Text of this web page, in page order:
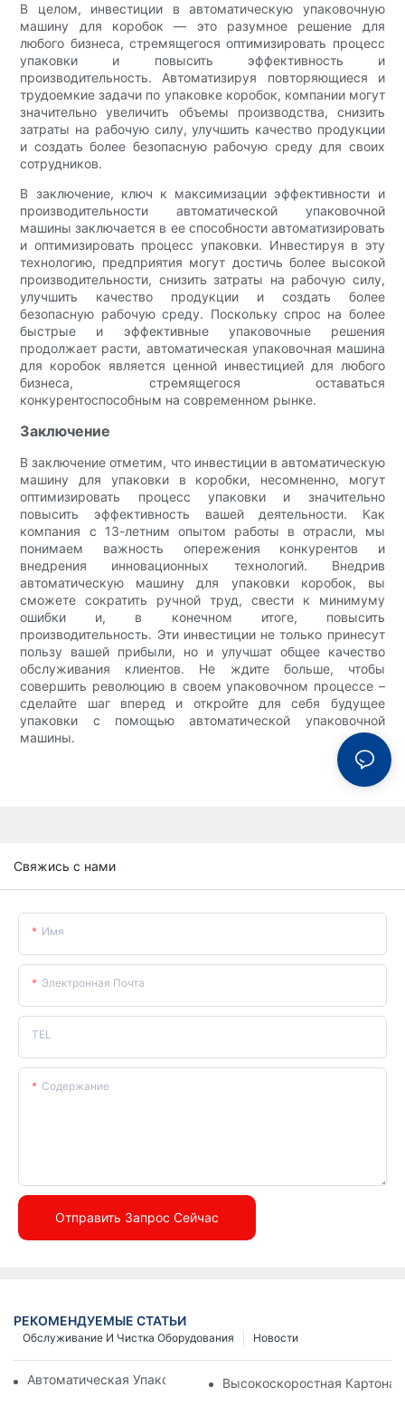
В целом, инвестиции в автоматическую упаковочную
машину для коробок — это разумное решение для
любого бизнеса, стремящегося оптимизировать процесс
упаковки и повысить эффективность и
производительность. Автоматизируя повторяющиеся и
трудоемкие задачи по упаковке коробок, компании могут
значительно увеличить объемы производства, снизить
затраты на рабочую силу, улучшить качество продукции
и создать более безопасную рабочую среду для своих
сотрудников.
В заключение, ключ к максимизации эффективности и
производительности автоматической упаковочной
машины заключается в ее способности автоматизировать
и оптимизировать процесс упаковки. Инвестируя в эту
технологию, предприятия могут достичь более высокой
производительности, снизить затраты на рабочую силу,
улучшить качество продукции и создать более
безопасную рабочую среду. Поскольку спрос на более
быстрые и эффективные упаковочные решения
продолжает расти, автоматическая упаковочная машина
для коробок является ценной инвестицией для любого
бизнеса, стремящегося оставаться
конкурентоспособным на современном рынке.
Заключение
В заключение отметим, что инвестиции в автоматическую
машину для упаковки в коробки, несомненно, могут
оптимизировать процесс упаковки и значительно
повысить эффективность вашей деятельности. Как
компания с 13-летним опытом работы в отрасли, мы
понимаем важность опережения конкурентов и
внедрения инновационных технологий. Внедрив
автоматическую машину для упаковки коробок, вы
сможете сократить ручной труд, свести к минимуму
ошибки и, в конечном итоге, повысить
производительность. Эти инвестиции не только принесут
пользу вашей прибыли, но и улучшат общее качество
обслуживания клиентов. Не ждите больше, чтобы
совершить революцию в своем упаковочном процессе –
сделайте шаг вперед и откройте для себя будущее
упаковки с помощью автоматической упаковочной
машины.
Свяжись с нами
Имя
Электронная Почта
TEL
Содержание
Отправить Запрос Сейчас
РЕКОМЕНДУЕМЫЕ СТАТЬИ
Новости
Обслуживание И Чистка Оборудования
Автоматическая Упаковочная Машина HC-600
Высокоскоростная